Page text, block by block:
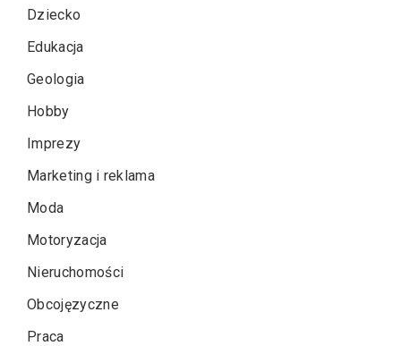
Dziecko
Edukacja
Geologia
Hobby
Imprezy
Marketing i reklama
Moda
Motoryzacja
Nieruchomości
Obcojęzyczne
Praca